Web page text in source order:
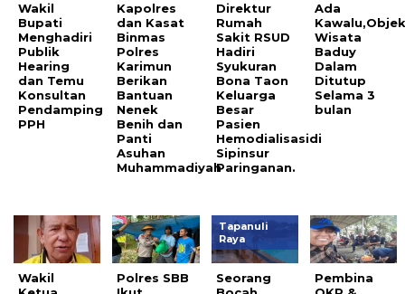
Wakil
Bupati
Menghadiri
Publik
Hearing
dan Temu
Konsultan
Pendamping
PPH
Kapolres
dan Kasat
Binmas
Polres
Karimun
Berikan
Bantuan
Nenek
Benih dan
Panti
Asuhan
Muhammadiyah
Direktur
Rumah
Sakit RSUD
Hadiri
Syukuran
Bona Taon
Keluarga
Besar
Pasien
Hemodialisasidi
Sipinsur
Paringanan.
Ada
Wisata
Baduy
Dalam
Ditutup
Selama 3
bulan
Wakil
Polres SBB
Tapanuli
Raya
Seorang
Pembina